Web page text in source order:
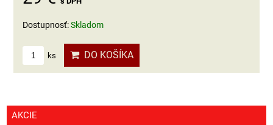
Dostupnosť:Skladom
ks DO KOŠÍKA
AKCIE